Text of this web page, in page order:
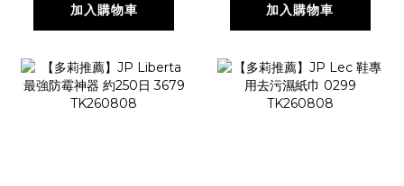
加入購物車 加入購物車